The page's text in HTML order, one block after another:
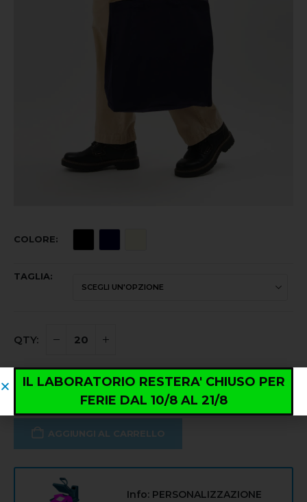
COLORE
TAGLIA
Quantità minima ordinabile: 20 pezzi. Prodotto
acquistabile in multipli di 20.
AGGIUNGI AL CARRELLO
Info: PERSONALIZZAZIONE
IL LABORATORIO RESTERA' CHIUSO PER
FERIE DAL 10/8 AL 21/8